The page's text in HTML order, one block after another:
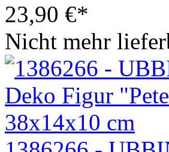
23,90 €*
Nicht mehr